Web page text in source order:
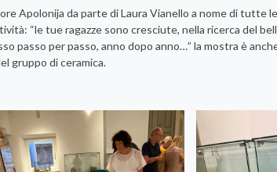
Apolonija da parte di Laura Vianello a nome di tutte le
“le tue ragazze sono cresciute, nella ricerca del
passo per passo, anno dopo anno…” la mostra è
gruppo di ceramica.